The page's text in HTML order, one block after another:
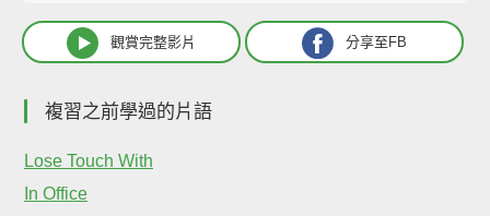
觀賞完整影片 分享至FB
複習之前學過的片語
Lose Touch With
In Office